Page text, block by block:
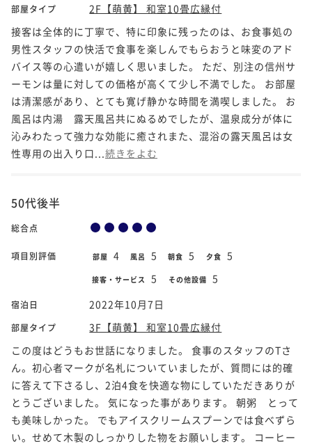
部屋タイプ
2F【萌黄】 和室10畳広縁付
接客は全体的に丁寧で、特に印象に残ったのは、お食事処の
男性スタッフの快活で食事を楽しんでもらおうと味変のアド
バイス等の心遣いが嬉しく思いました。 ただ、別注の信州サ
ーモンは量に対しての価格が高くて少し不満でした。 お部屋
は清潔感があり、とても寛げ静かな時間を満喫しました。 お
風呂は内湯 露天風呂共にぬるめでしたが、温泉成分が体に
沁みわたって強力な効能に癒されまた、混浴の露天風呂は女
性専用の出入り口... 続きをよむ
50代後半
総合点
項目別評価 部屋 4 風呂 5 朝食 5 夕食 5
接客・サービス 5 その他設備 5
宿泊日 2022年10月7日
部屋タイプ
3F【萌黄】 和室10畳広縁付
この度はどうもお世話になりました。 食事のスタッフのTさ
ん。初心者マークが名札についていましたが、質問には的確
に答えて下さるし、2泊4食を快適な物にしていただきありが
とうございました。 気になった事があります。 朝粥 とって
も美味しかった。 でもアイスクリームスプーンでは食べずら
い。せめて木製のしっかりした物をお願いします。 コーヒー